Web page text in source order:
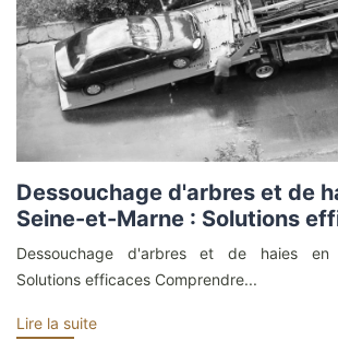
Dessouchage d'arbres et de
Seine-et-Marne : Solutions
Dessouchage d'arbres et de haies en
Solutions efficaces Comprendre...
Lire la suite